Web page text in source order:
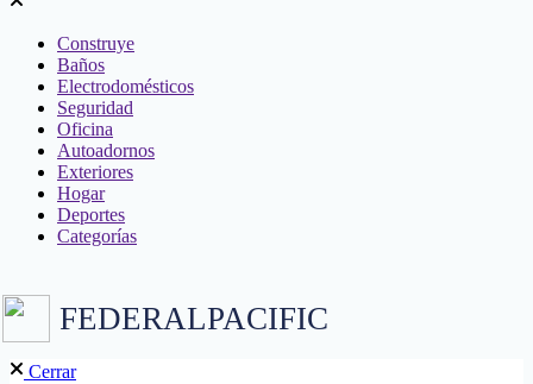
Construye
Baños
Electrodomésticos
Seguridad
Oficina
Autoadornos
Exteriores
Hogar
Deportes
Categorías
FEDERALPACIFIC
Cerrar